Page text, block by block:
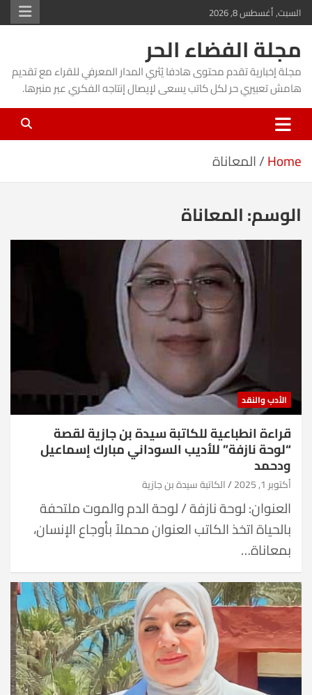
Skip
to
content
السبت, أغسطس 8, 2026
مجلة الفضاء الحر
مجلة إخبارية تقدم محتوى هادفا يُثري المدار المعرفي للقراء مع تقديم
هامش تعبيري حر لكل كاتب يسعى لإيصال إنتاجه الفكري عبر منبرها.
Home المعاناة
الوسم:المعاناة
الأدب والنقد
قراءة انطباعية للكاتبة سيدة بن جازية لقصة
“لوحة نازفة” للأديب السوداني مبارك إسماعيل
ودحمد
أكتوبر 1, 2025 الكاتبة سيدة بن جازية
العنوان: لوحة نازفة / لوحة الدم والموت ملتحفة
بالحياة اتخذ الكاتب العنوان محملاً بأوجاع الإنسان،
بمعاناة…